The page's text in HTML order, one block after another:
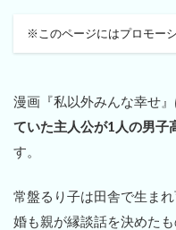
※このページにはプロモー
漫画『私以外みんな幸せ』
ていた主人公が1人の男子
す。
常盤るり子は田舎で生ま
婚も親が縁談話を決めた